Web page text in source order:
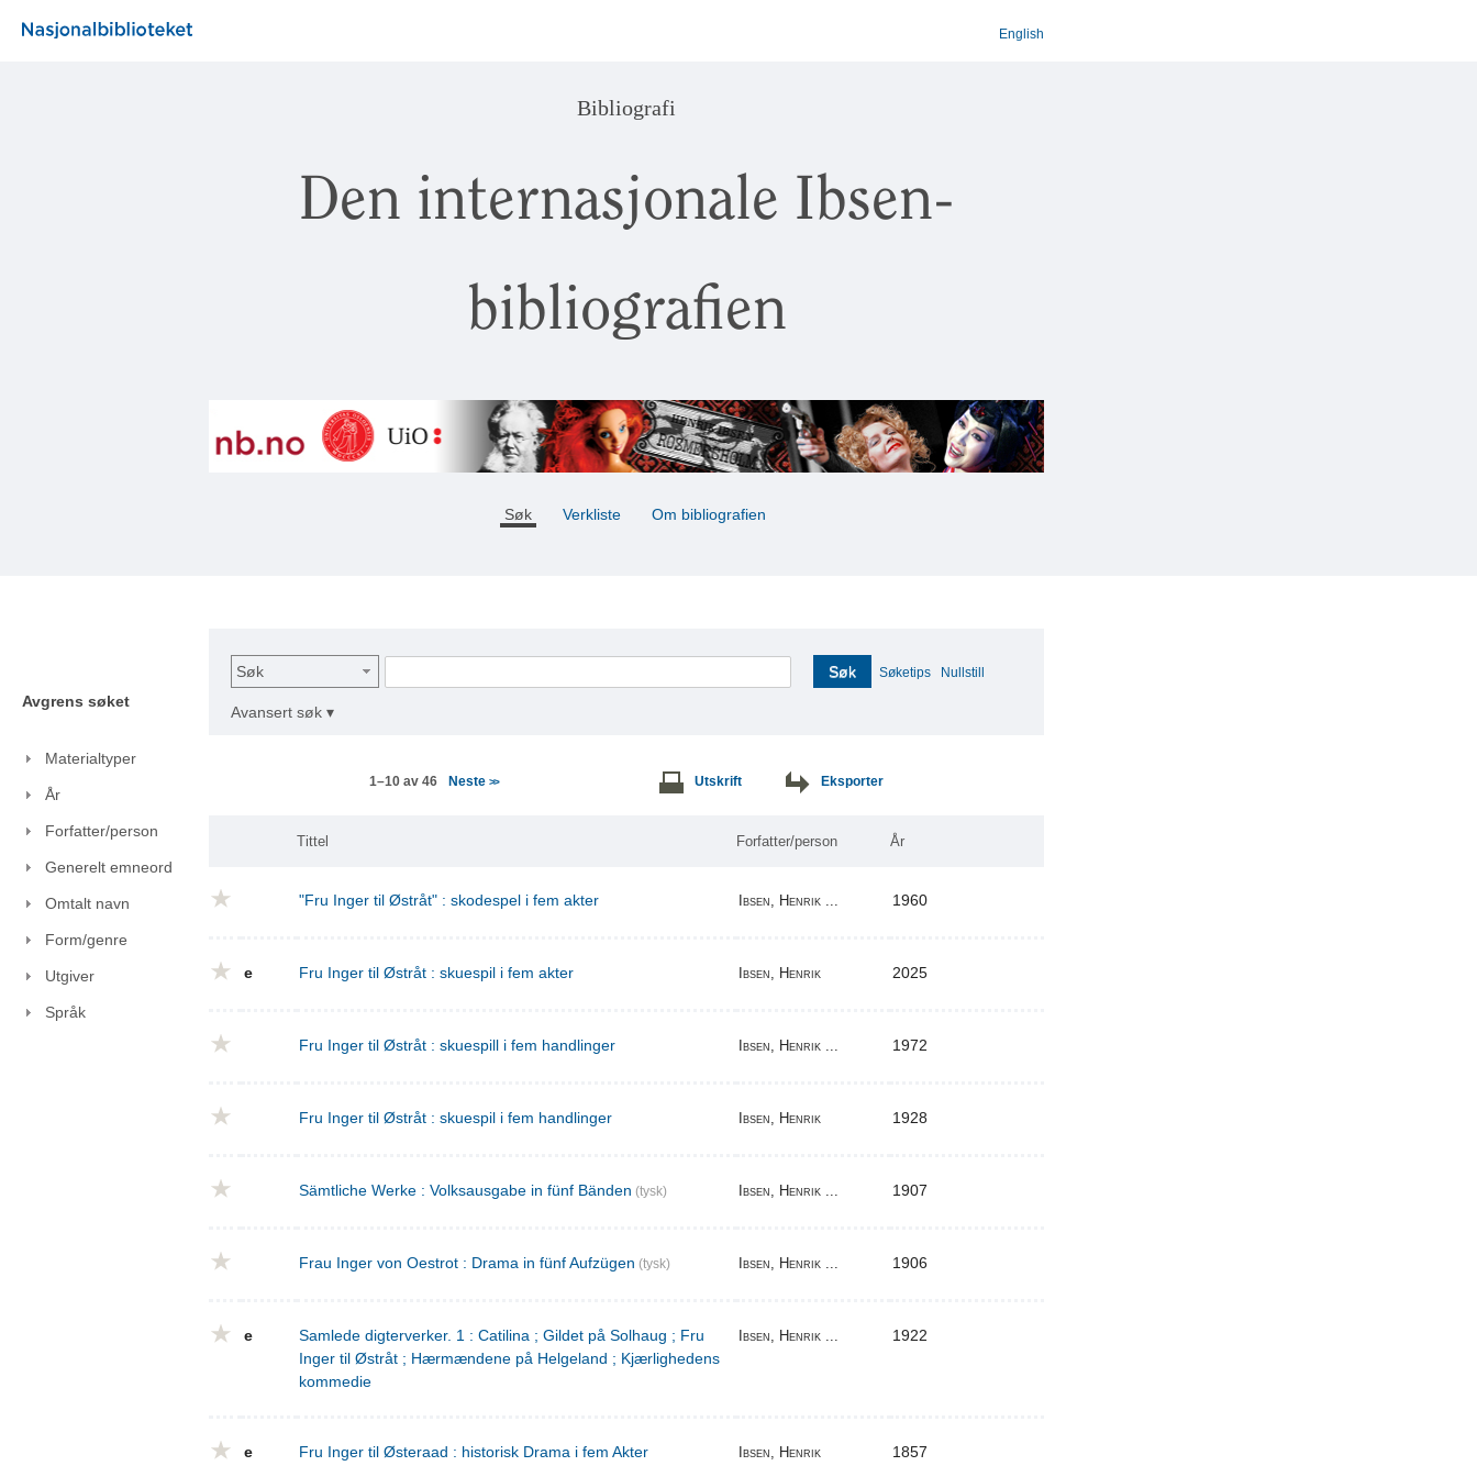
English
Bibliografi
Den internasjonale Ibsen-
bibliografien
Søk Verkliste Om bibliografien
Avgrens søket
Materialtyper
År
Forfatter/person
Generelt emneord
Omtalt navn
Form/genre
Utgiver
Språk
Søk Søk Søketips Nullstill
Avansert søk ▾
1–10 av 46 Neste>> Utskrift Eksporter
Tittel Forfatter/person År
"Fru Inger til Østråt" : skodespel i fem akter Ibsen, Henrik ... 1960
e Fru Inger til Østråt : skuespil i fem akter Ibsen, Henrik 2025
Fru Inger til Østråt : skuespill i fem handlinger Ibsen, Henrik ... 1972
Fru Inger til Østråt : skuespil i fem handlinger Ibsen, Henrik 1928
Sämtliche Werke : Volksausgabe in fünf Bänden (tysk) Ibsen, Henrik ... 1907
Frau Inger von Oestrot : Drama in fünf Aufzügen (tysk) Ibsen, Henrik ... 1906
e
Samlede digterverker. 1 : Catilina ; Gildet på Solhaug ; Fru
Inger til Østråt ; Hærmændene på Helgeland ; Kjærlighedens
kommedie
Ibsen, Henrik ... 1922
e Fru Inger til Østeraad : historisk Drama i fem Akter Ibsen, Henrik 1857